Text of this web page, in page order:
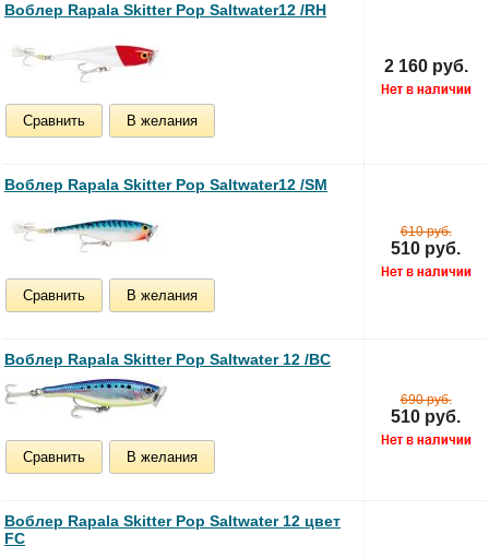
Воблер Rapala Skitter Pop Saltwater12 /RH
Сравнить В желания
2 160 руб.
Воблер Rapala Skitter Pop Saltwater12 /SM
Сравнить В желания
610 руб.
510 руб.
Воблер Rapala Skitter Pop Saltwater 12 /BC
Сравнить В желания
690 руб.
510 руб.
Воблер Rapala Skitter Pop Saltwater 12 цвет
FC